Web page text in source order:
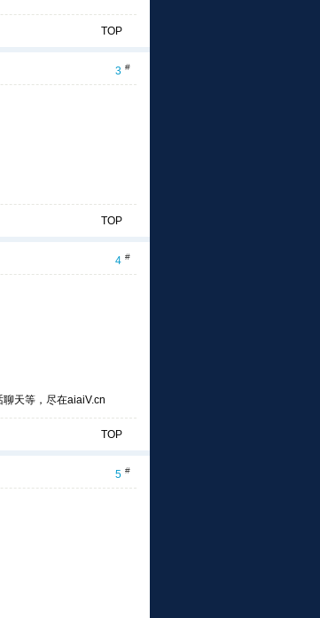
TOP
3 #
TOP
4 #
天等，尽在aiaiV.cn
TOP
5 #